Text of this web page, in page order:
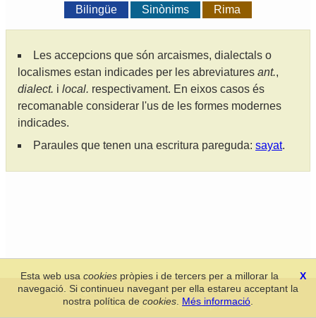
Bilingüe
Sinònims Rima
Les accepcions que són arcaismes, dialectals o
localismes estan indicades per les abreviatures ant.,
dialect. i local. respectivament. En eixos casos és
recomanable considerar l'us de les formes modernes
indicades.
Paraules que tenen una escritura pareguda: sayat.
Secció de Llengua i Lliteratura Valencianes-Real Acadèmia de
Cultura Valenciana-Política de privacitat
X
Esta web usacookies pròpies i de tercers per a millorar la
navegació. Si continueu navegant per ella estareu acceptant la
nostra política de cookies Més informació